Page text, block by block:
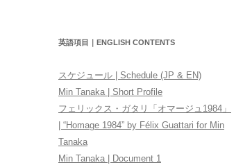
英語項目｜ENGLISH CONTENTS
スケジュール | Schedule (JP & EN)
Min Tanaka | Short Profile
フェリックス・ガタリ「オマージュ1984」
| “Homage 1984” by Félix Guattari for Min
Tanaka
Min Tanaka | Document 1